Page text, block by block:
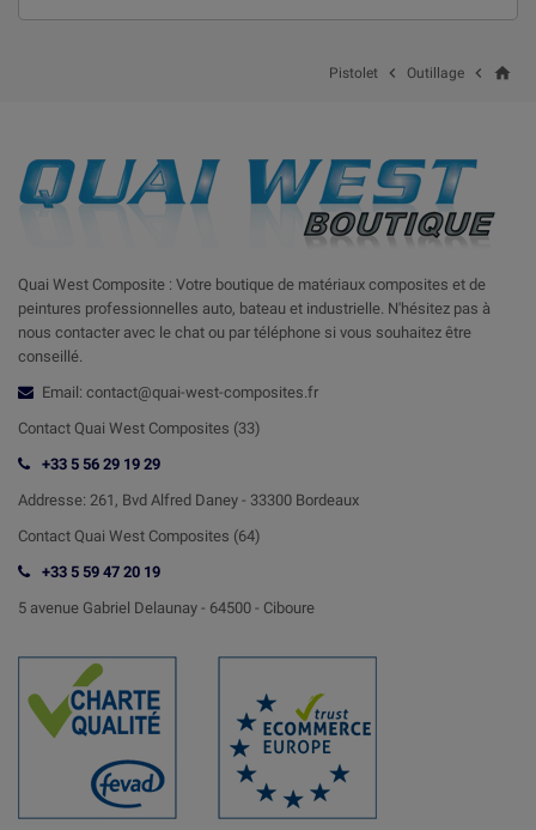
home

Outillage

Pistolet
Quai West Composite : Votre boutique de matériaux composites et de
peintures professionnelles auto, bateau et industrielle. N'hésitez pas à
nous contacter avec le chat ou par téléphone si vous souhaitez être
conseillé.
Email: contact@quai-west-composites.fr
Contact Quai West Composites (33)
+33 5 56 29 19 29
Addresse: 261, Bvd Alfred Daney - 33300 Bordeaux
Contact Quai West Composites (64)
+33 5 59 47 20 19
5 avenue Gabriel Delaunay - 64500 - Ciboure